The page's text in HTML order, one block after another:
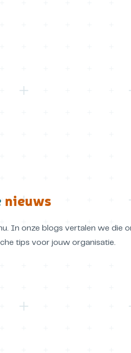
nieuws
In onze blogs vertalen we die
tips voor jouw organisatie.